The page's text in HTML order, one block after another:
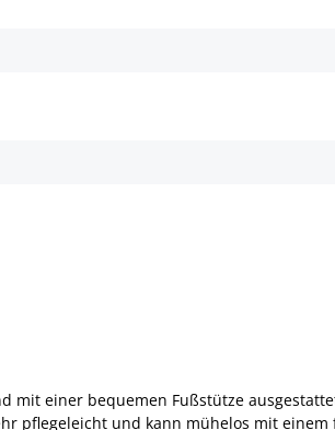
mit einer bequemen Fußstütze
pflegeleicht und kann mühelos mit